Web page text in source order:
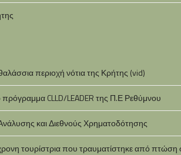
περιοχή νότια της Κρήτης (vid)
πρόγραμμα CLLD/LEADER της Π.Ε Ρεθύμνου
και Διεθνούς Χρηματοδότησης
τουρίστρια που τραυματίστηκε από πτώση